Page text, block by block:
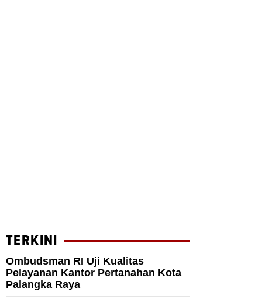
TERKINI
Ombudsman RI Uji Kualitas
Pelayanan Kantor Pertanahan Kota
Palangka Raya